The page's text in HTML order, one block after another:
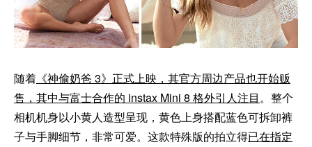
随着 《神偷奶爸 3》正式上映，其官方周边产品也开始贩
售，其中与富士合作的 instax Mini 8 格外引人注目。整个
相机机身以小黄人造型呈现，黄色上身搭配蓝色可拆卸裤
子与手脚细节，非常可爱。这款特殊版的拍立得已在指定